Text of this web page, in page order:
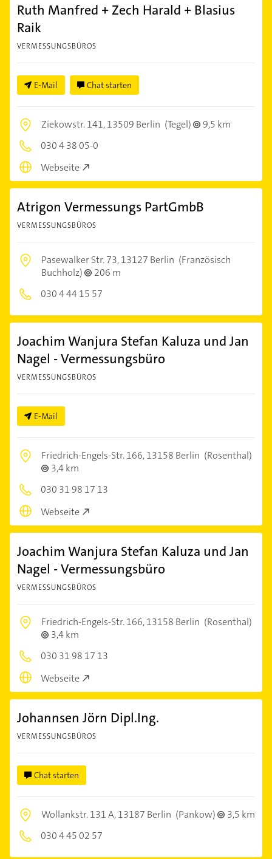
Ruth Manfred + Zech Harald + Blasius
Raik
VERMESSUNGSBÜROS
E-Mail Chat starten
Ziekowstr. 141,13509 Berlin (Tegel)
9,5 km
030 4 38 05-0
Webseite
Atrigon Vermessungs PartGmbB
VERMESSUNGSBÜROS
Pasewalker Str. 73,13127 Berlin (Französisch
Buchholz)
206 m
030 4 44 15 57
Joachim Wanjura Stefan Kaluza und Jan
Nagel - Vermessungsbüro
VERMESSUNGSBÜROS
E-Mail
Friedrich-Engels-Str. 166,13158 Berlin (Rosenthal)
3,4 km
030 31 98 17 13
Webseite
Joachim Wanjura Stefan Kaluza und Jan
Nagel - Vermessungsbüro
VERMESSUNGSBÜROS
Friedrich-Engels-Str. 166,13158 Berlin (Rosenthal)
3,4 km
030 31 98 17 13
Webseite
Johannsen Jörn Dipl.Ing.
VERMESSUNGSBÜROS
Chat starten
Wollankstr. 131 A,13187 Berlin (Pankow)
3,5 km
030 4 45 02 57